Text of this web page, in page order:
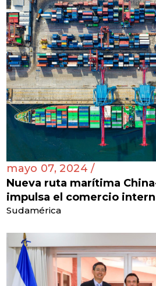
mayo 07, 2024 /
Nueva ruta marítima
impulsa el comercio
Sudamérica